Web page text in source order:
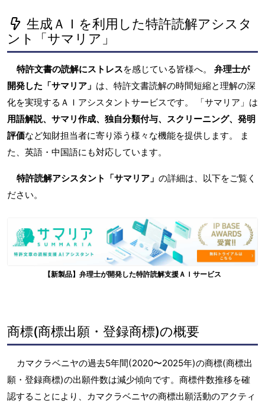
生成ＡＩを利用した特許読解アシスタ
ント「サマリア」
特許文書の読解にストレスを感じている皆様へ。 弁理士が
開発した「サマリア」 は、特許文書読解の時間短縮と理解の深
化を実現するＡＩアシスタントサービスです。 「サマリア」は
用語解説、サマリ作成、独自分類付与、スクリーニング、発明
評価など知財担当者に寄り添う様々な機能を提供します。 ま
た、英語・中国語にも対応しています。
特許読解アシスタント「サマリア」 の詳細は、以下をご覧く
ださい。
【新製品】弁理士が開発した特許読解支援ＡＩサービス
商標(商標出願・登録商標)の概要
カマクラベニヤの過去5年間(2020〜2025年)の商標(商標出
願・登録商標)の出願件数は減少傾向です。商標件数推移を確
認することにより、カマクラベニヤの商標出願活動のアクティ